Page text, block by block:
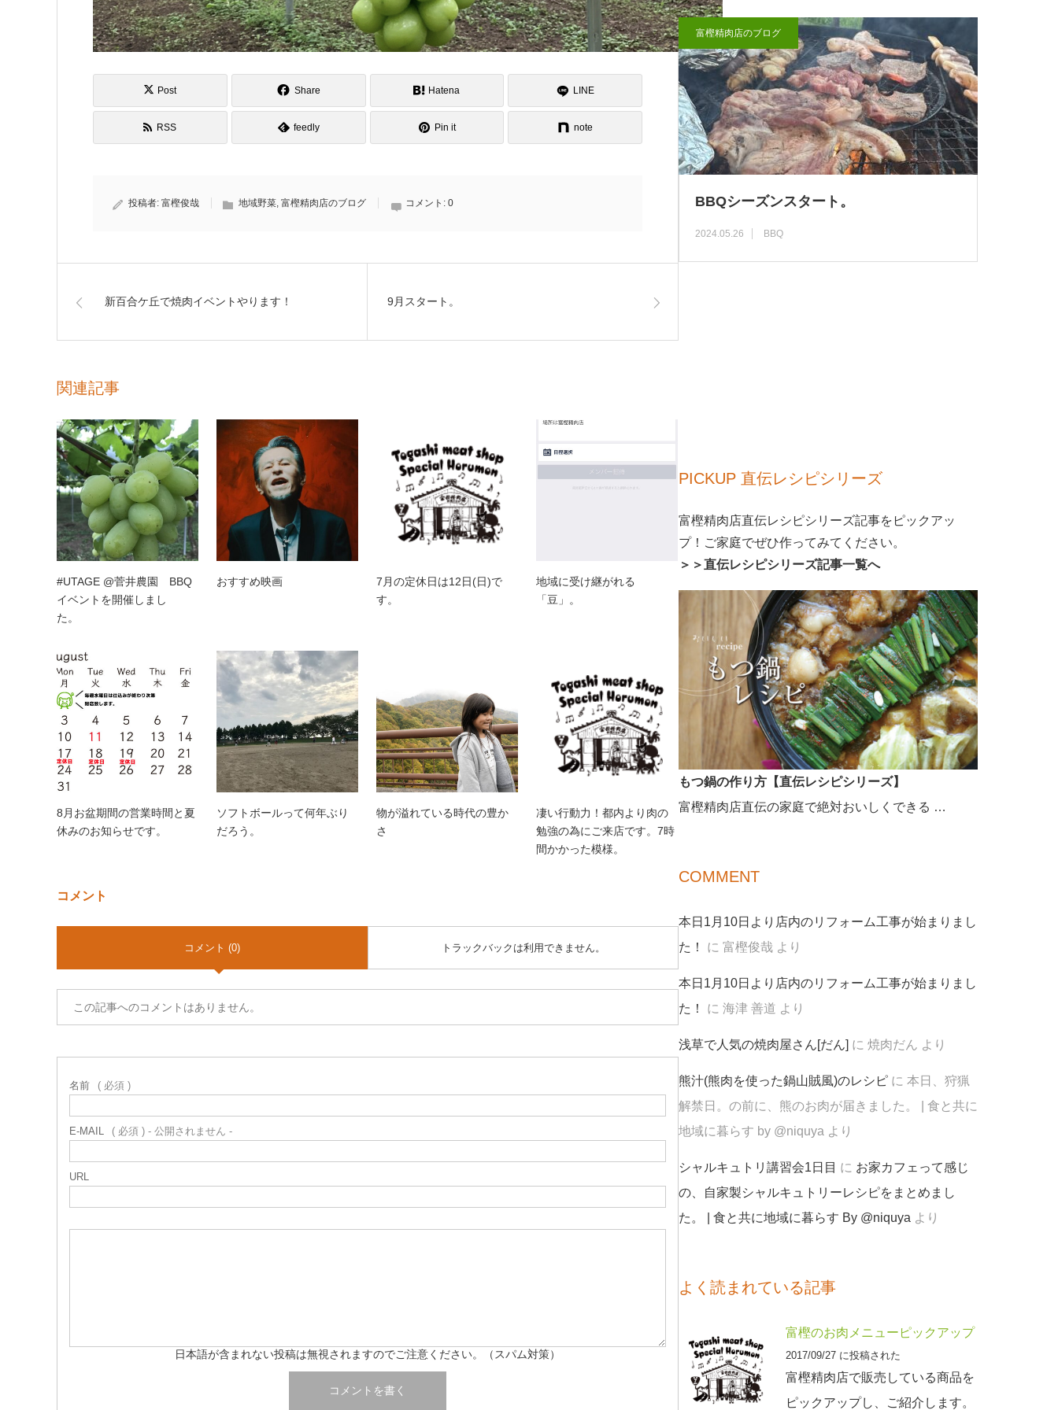
Post Share Hatena LINE
RSS feedly Pin it note
投稿者: 富樫俊哉 地域野菜, 富樫精肉店のブログ コメント: 0
新百合ケ丘で焼肉イベントやります！ 9月スタート。
関連記事
#UTAGE @菅井農園 BBQ
イベントを開催しまし
た。
おすすめ映画
7月の定休日は12日(日)で
す。
地域に受け継がれる
「豆」。
8月お盆期間の営業時間と夏
休みのお知らせです。
ソフトボールって何年ぶり
だろう。
物が溢れている時代の豊か
さ
凄い行動力！都内より肉の
勉強の為にご来店です。7時
間かかった模様。
コメント
コメント (0) トラックバックは利用できません。
この記事へのコメントはありません。
名前 ( 必須 )
E-MAIL ( 必須 ) - 公開されません -
URL
日本語が含まれない投稿は無視されますのでご注意ください。（スパム対策）
富樫精肉店のブログ
BBQシーズンスタート。
2024.05.26 BBQ
PICKUP 直伝レシピシリーズ
富樫精肉店直伝レシピシリーズ記事をピックアッ
プ！ご家庭でぜひ作ってみてください。
＞＞直伝レシピシリーズ記事一覧へ
もつ鍋の作り方【直伝レシピシリーズ】
富樫精肉店直伝の家庭で絶対おいしくできる …
COMMENT
本日1月10日より店内のリフォーム工事が始まりまし
た！
に 富樫俊哉 より
本日1月10日より店内のリフォーム工事が始まりまし
た！
に 海津 善道 より
浅草で人気の焼肉屋さん[だん] に 焼肉だん より
熊汁(熊肉を使った鍋山賊風)のレシピ に 本日、狩猟
解禁日。の前に、熊のお肉が届きました。 | 食と共に
地域に暮らす by @niquya より
シャルキュトリ講習会1日目 に お家カフェって感じ
の、自家製シャルキュトリーレシピをまとめまし
た。 | 食と共に地域に暮らす By @niquya より
よく読まれている記事
富樫のお肉メニューピックアップ
2017/09/27 に投稿された
富樫精肉店で販売している商品を
ピックアップし、ご紹介します。